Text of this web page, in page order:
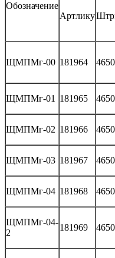
Обозначение
Артлику
ЩМПМг-00 181964
ЩМПМг-01 181965
ЩМПМг-02 181966
ЩМПМг-03 181967
ЩМПМг-04 181968
ЩМПМг-04-
2
181969